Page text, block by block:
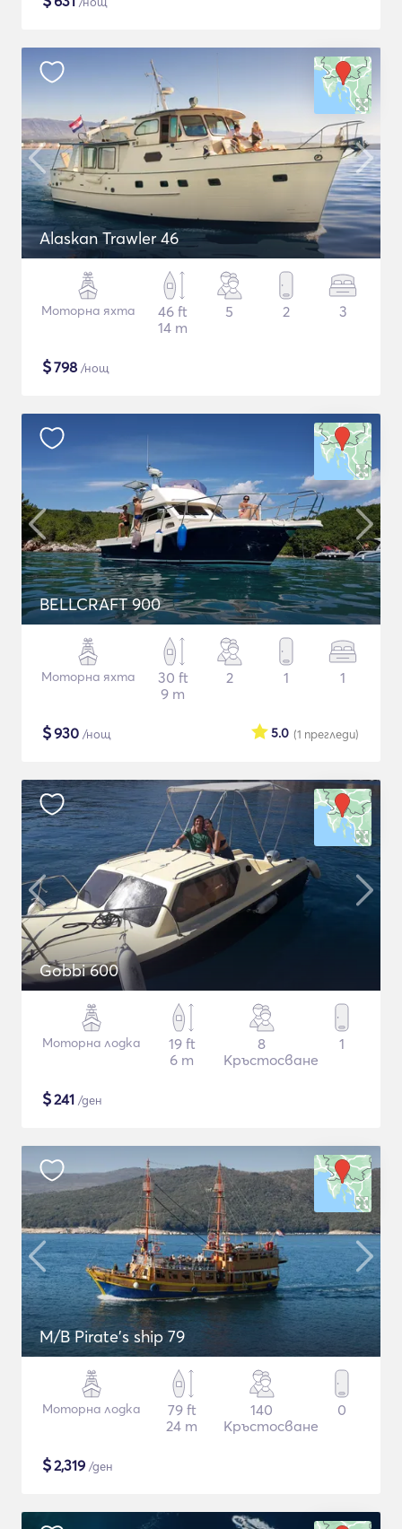
Alaskan Trawler 46
Моторна яхта
46 ft
14 m
5 2 3
$798 /нощ
BELLCRAFT 900
Моторна яхта
30 ft
9 m
2 1 1
$930 /нощ (1 прегледи)
5.0
Gobbi 600
Моторна лодка
19 ft
6 m
8
Кръстосване
1
$241 /ден
M/B Pirate's ship 79
Моторна лодка
79 ft
24 m
140
Кръстосване
0
$2,319 /ден